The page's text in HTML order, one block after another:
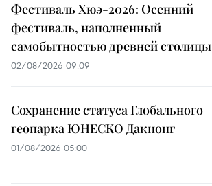
Фестиваль Хюэ-2026: Осенний
фестиваль, наполненный
самобытностью древней столицы
02/08/2026 09:09
Сохранение статуса Глобального
геопарка ЮНЕСКО Дакнонг
01/08/2026 05:00